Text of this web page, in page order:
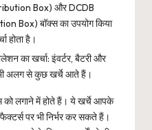
Box) और DCDB
Box) बॉक्स का उपयोग किया
होता है।
का खर्चा: इंवर्टर, बैटरी और
अलग से कुछ खर्चे आते हैं।
लगाने में होते हैं। ये खर्चे आपके
पर भी निर्भर कर सकते हैं।